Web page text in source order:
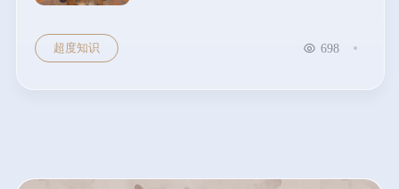
宛如一条神秘的纽带，连接着人与
超度知识 698